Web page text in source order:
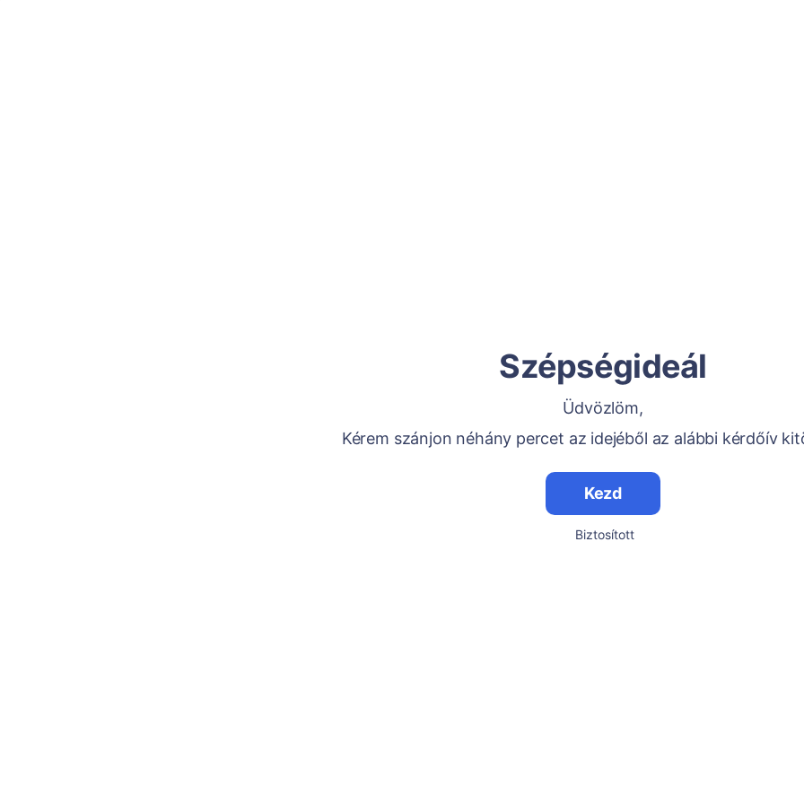
Szépségideál
Üdvözlöm,
Kérem szánjon néhány percet az idejéből az alábbi kérdőív
Kezd
Biztosított